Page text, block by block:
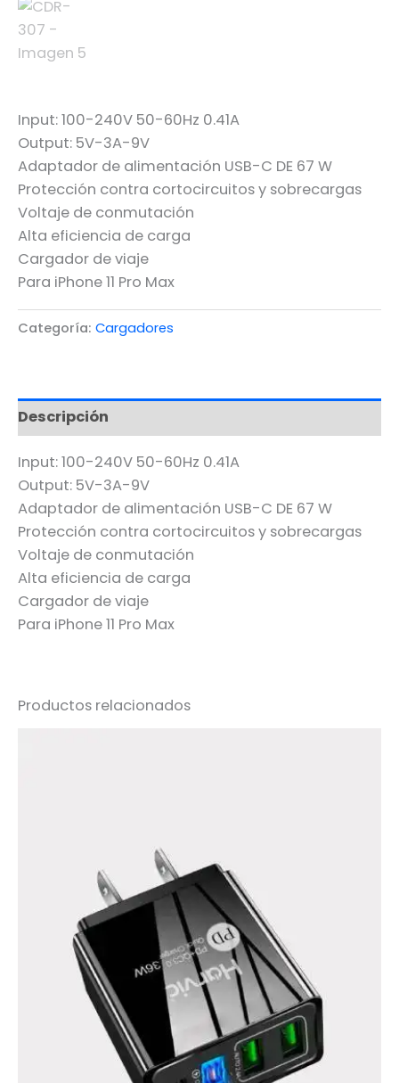
Input: 100-240V 50-60Hz 0.41A
Output: 5V-3A-9V
Adaptador de alimentación USB-C DE 67 W
Protección contra cortocircuitos y sobrecargas
Voltaje de conmutación
Alta eficiencia de carga
Cargador de viaje
Para iPhone 11 Pro Max
Categoría: Cargadores
Descripción
Input: 100-240V 50-60Hz 0.41A
Output: 5V-3A-9V
Adaptador de alimentación USB-C DE 67 W
Protección contra cortocircuitos y sobrecargas
Voltaje de conmutación
Alta eficiencia de carga
Cargador de viaje
Para iPhone 11 Pro Max
Productos relacionados